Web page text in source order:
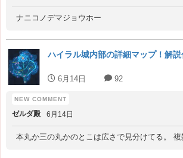
ナニコノデマジョウホー
ハイラル城内部の詳細マップ！解説
6月14日 92
ゼルダ殿 6月14日
本丸か三の丸かのとこは広さで見分けてる。 複